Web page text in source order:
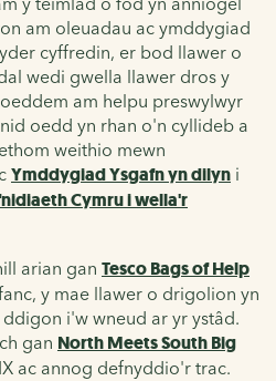
am oleuadau ac ymddygiad
cyffredin, er bod llawer o
wedi gwella llawer dros y
am helpu preswylwyr
oedd yn rhan o'n cyllideb a
weithio mewn
Ymddygiad Ysgafn yn dilyn i
Cymru i wella'r
arian gan Tesco Bags of Help
y mae llawer o drigolion yn
i'w wneud ar yr ystâd.
gan North Meets South Big
ac annog defnyddio'r trac.